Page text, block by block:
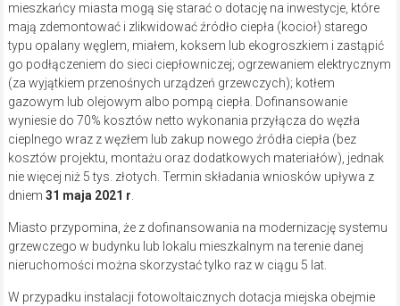
mieszkańcy miasta mogą się starać o dotację na inwestycje, które
mają zdemontować i zlikwidować źródło ciepła (kocioł) starego
typu opalany węglem, miałem, koksem lub ekogroszkiem i zastąpić
go podłączeniem do sieci ciepłowniczej; ogrzewaniem elektrycznym
(za wyjątkiem przenośnych urządzeń grzewczych); kotłem
gazowym lub olejowym albo pompą ciepła. Dofinansowanie
wyniesie do 70% kosztów netto wykonania przyłącza do węzła
cieplnego wraz z węzłem lub zakup nowego źródła ciepła (bez
kosztów projektu, montażu oraz dodatkowych materiałów), jednak
nie więcej niż 5 tys. złotych. Termin składania wniosków upływa z
dniem 31 maja 2021 r
Miasto przypomina, że z dofinansowania na modernizację systemu
grzewczego w budynku lub lokalu mieszkalnym na terenie danej
nieruchomości można skorzystać tylko raz w ciągu 5 lat.
W przypadku instalacji fotowoltaicznych dotacja miejska obejmie